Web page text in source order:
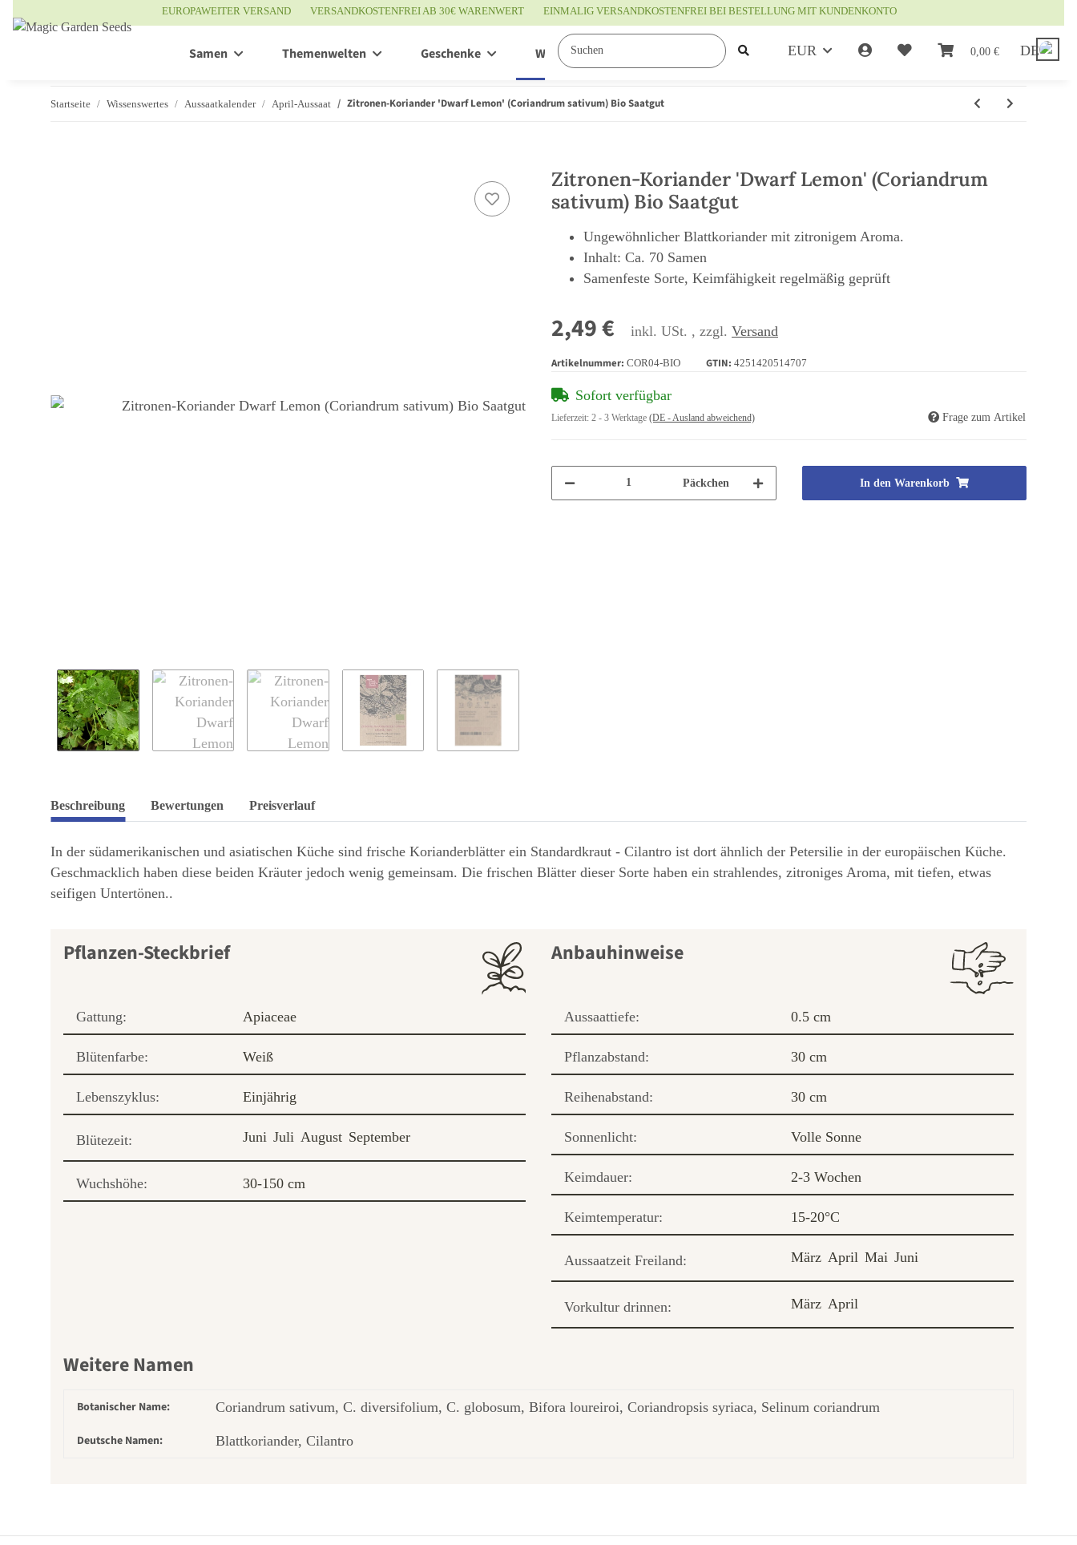
EUROPAWEITER VERSAND VERSANDKOSTENFREI AB 30€ WARENWERT EINMALIG VERSANDKOSTENFREI BEI BESTELLUNG MIT KUNDENKONTO
EUR 0,00 € DE
Samen Themenwelten Geschenke Wissenswertes
Startseite Wissenswertes Aussaatkalender April-Aussaat Zitronen-Koriander 'Dwarf Lemon' (Coriandrum sativum) Bio Saatgut
Zitronen-Koriander 'Dwarf Lemon' (Coriandrum
sativum) Bio Saatgut
Ungewöhnlicher Blattkoriander mit zitronigem Aroma.
Inhalt: Ca. 70 Samen
Samenfeste Sorte, Keimfähigkeit regelmäßig geprüft
2,49 € inkl. USt. , zzgl. Versand
Artikelnummer: COR04-BIO GTIN: 4251420514707
Sofort verfügbar
Lieferzeit: 2 - 3 Werktage (DE - Ausland abweichend) Frage zum Artikel
Päckchen In den Warenkorb
Beschreibung Bewertungen Preisverlauf
In der südamerikanischen und asiatischen Küche sind frische Korianderblätter ein Standardkraut - Cilantro ist dort ähnlich der Petersilie in der europäischen Küche.
Geschmacklich haben diese beiden Kräuter jedoch wenig gemeinsam. Die frischen Blätter dieser Sorte haben ein strahlendes, zitroniges Aroma, mit tiefen, etwas
seifigen Untertönen..
Pflanzen-Steckbrief
Gattung: Apiaceae
Blütenfarbe: Weiß
Lebenszyklus: Einjährig
Blütezeit: Juni Juli August September
Wuchshöhe: 30-150 cm
Anbauhinweise
Aussaattiefe: 0.5 cm
Pflanzabstand: 30 cm
Reihenabstand: 30 cm
Sonnenlicht: Volle Sonne
Keimdauer: 2-3 Wochen
Keimtemperatur: 15-20°C
Aussaatzeit Freiland: März April Mai Juni
Vorkultur drinnen: März April
Weitere Namen
Botanischer Name: Coriandrum sativum, C. diversifolium, C. globosum, Bifora loureiroi, Coriandropsis syriaca, Selinum coriandrum
Deutsche Namen: Blattkoriander, Cilantro